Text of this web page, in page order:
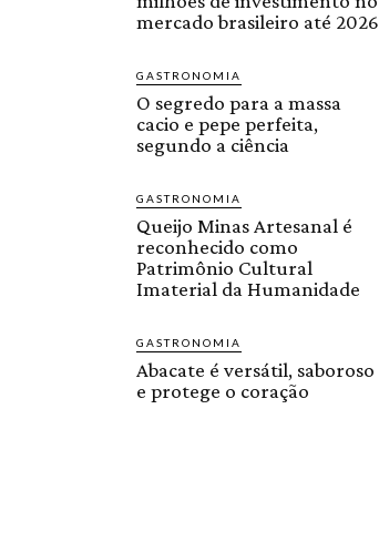
mercado brasileiro até 2026
GASTRONOMIA
O segredo para a massa
cacio e pepe perfeita,
segundo a ciência
GASTRONOMIA
Queijo Minas Artesanal é
reconhecido como
Patrimônio Cultural
Imaterial da Humanidade
GASTRONOMIA
Abacate é versátil, saboroso
e protege o coração